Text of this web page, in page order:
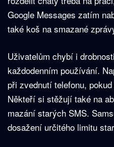
Google Messages zatím
také koš na smazané
Uživatelům chybí i
každodenním používání.
při zvednutí telefonu,
Někteří si stěžují také na
mazání starých SMS.
dosažení určitého limitu